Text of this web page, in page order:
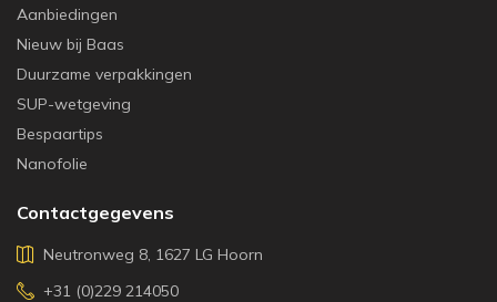
Aanbiedingen
Nieuw bij Baas
Duurzame verpakkingen
SUP-wetgeving
Bespaartips
Nanofolie
Contactgegevens
Neutronweg 8, 1627 LG Hoorn
+31 (0)229 214050